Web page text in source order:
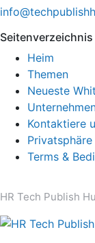
Seitenverzeichnis
Heim
Themen
Neueste
Kontaktiere
Privatsphäre
Terms &
HR Tech Publish